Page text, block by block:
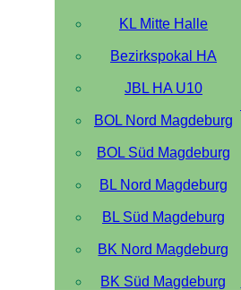
KL Mitte Halle
Bezirkspokal HA
JBL HA U10
BOL Nord Magdeburg
BOL Süd Magdeburg
BL Nord Magdeburg
BL Süd Magdeburg
BK Nord Magdeburg
BK Süd Magdeburg